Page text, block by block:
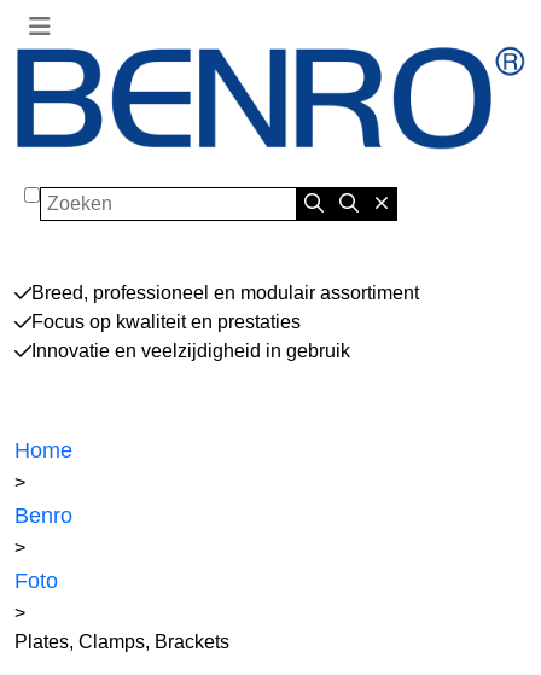
Zoeken
Breed, professioneel en modulair assortiment
Focus op kwaliteit en prestaties
Innovatie en veelzijdigheid in gebruik
Home
>
Benro
>
Foto
>
Plates, Clamps, Brackets